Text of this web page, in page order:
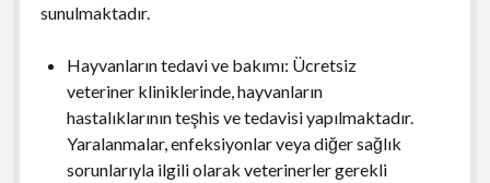
sunulmaktadır.
Hayvanların tedavi ve bakımı: Ücretsiz
veteriner kliniklerinde, hayvanların
hastalıklarının teşhis ve tedavisi yapılmaktadır.
Yaralanmalar, enfeksiyonlar veya diğer sağlık
sorunlarıyla ilgili olarak veterinerler gerekli